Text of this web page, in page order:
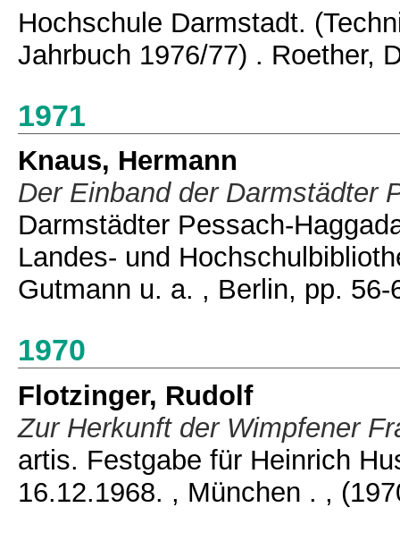
Hochschule Darmstadt.
Jahrbuch 1976/77) . Roether,
1971
Knaus, Hermann
Der Einband der Darmstädter
Darmstädter Pessach-
Landes- und
Gutmann u. a. , Berlin, pp.
1970
Flotzinger, Rudolf
Zur Herkunft der Wimpfener
artis. Festgabe für Heinrich
16.12.1968. , München . ,